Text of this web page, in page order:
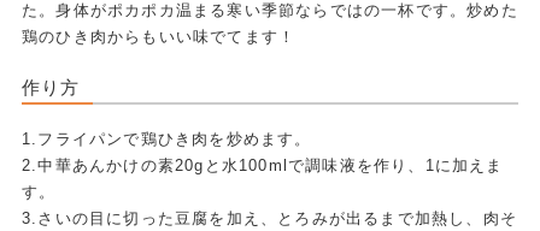
た。身体がポカポカ温まる寒い季節ならではの一杯です。炒めた
鶏のひき肉からもいい味でてます！
作り方
1.フライパンで鶏ひき肉を炒めます。
2.中華あんかけの素20gと水100mlで調味液を作り、1に加えま
す。
3.さいの目に切った豆腐を加え、とろみが出るまで加熱し、肉そ